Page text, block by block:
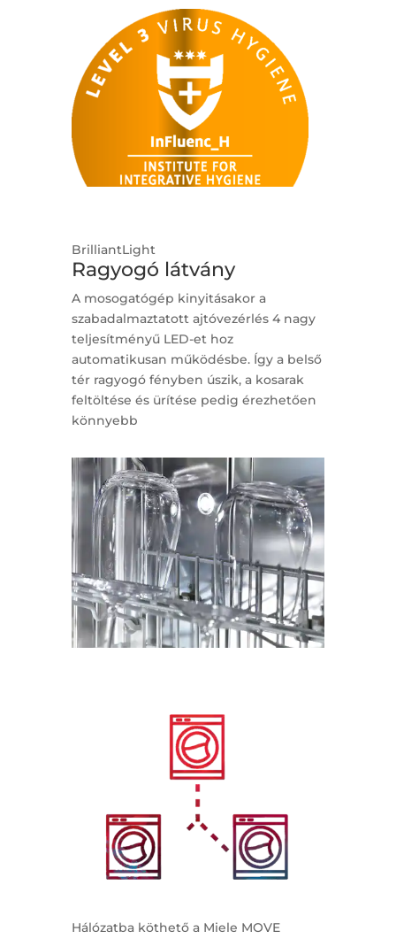
BrilliantLight
Ragyogó látvány
A mosogatógép kinyitásakor a
szabadalmaztatott ajtóvezérlés 4 nagy
teljesítményű LED-et hoz
automatikusan működésbe. Így a belső
tér ragyogó fényben úszik, a kosarak
feltöltése és ürítése pedig érezhetően
könnyebb
Hálózatba köthető a Miele MOVE